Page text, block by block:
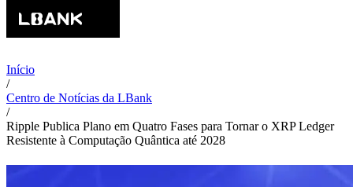
Início
/
Centro de Notícias da LBank
/
Ripple Publica Plano em Quatro Fases para Tornar o XRP Ledger
Resistente à Computação Quântica até 2028